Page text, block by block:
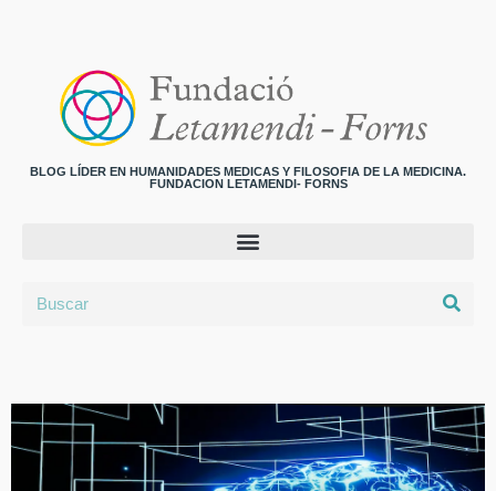
BLOG LÍDER EN HUMANIDADES MEDICAS Y FILOSOFIA DE LA MEDICINA.
FUNDACION LETAMENDI- FORNS